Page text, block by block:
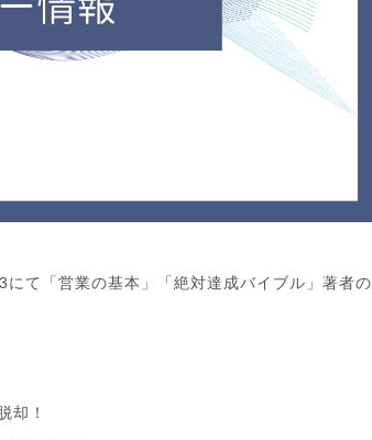
て「営業の基本」「絶対達成バイブル」著者の
却！